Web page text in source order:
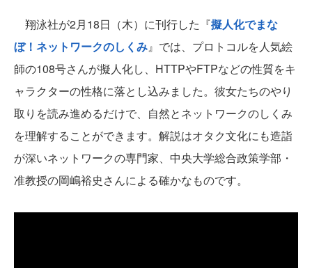
翔泳社が2月18日（木）に刊行した『擬人化でまな
ぼ！ネットワークのしくみ』では、プロトコルを人気絵
師の108号さんが擬人化し、HTTPやFTPなどの性質をキ
ャラクターの性格に落とし込みました。彼女たちのやり
取りを読み進めるだけで、自然とネットワークのしくみ
を理解することができます。解説はオタク文化にも造詣
が深いネットワークの専門家、中央大学総合政策学部・
准教授の岡嶋裕史さんによる確かなものです。